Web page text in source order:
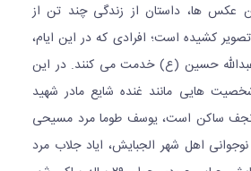
عکس ها، داستان از زندگی چند تن از
کشیده است؛ افرادی که در این ایام،
حسین (ع) خدمت می کنند. در این
هایی مانند غنده شایع مادر شهید
ساکن است، یوسف طوما مرد مسیحی
اهل شهر الجبایش، ایاد جلاب مرد